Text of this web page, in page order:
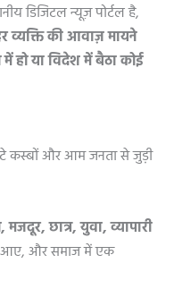
डिजिटल न्यूज़ पोर्टल है,
व्यक्ति की आवाज़ मायने
हो या विदेश में बैठा कोई
कस्बों और आम जनता से जुड़ी
छात्र, युवा, व्यापारी
आए, और समाज में एक